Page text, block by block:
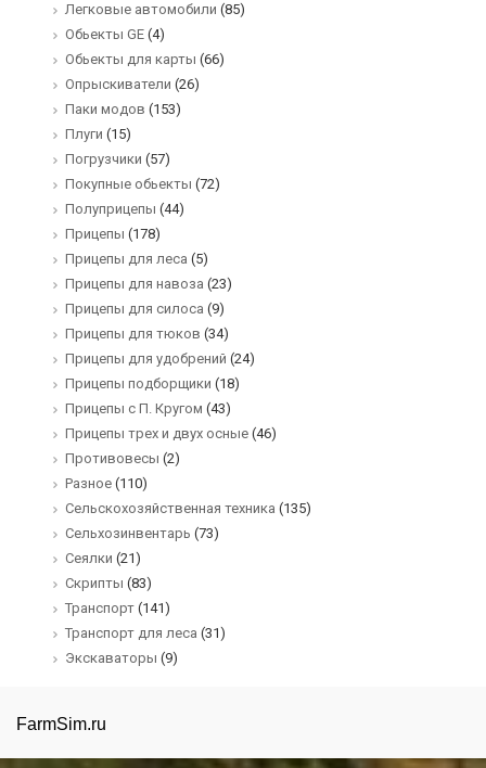
Легковые автомобили (85)
Обьекты GE (4)
Обьекты для карты (66)
Опрыскиватели (26)
Паки модов (153)
Плуги (15)
Погрузчики (57)
Покупные обьекты (72)
Полуприцепы (44)
Прицепы (178)
Прицепы для леса (5)
Прицепы для навоза (23)
Прицепы для силоса (9)
Прицепы для тюков (34)
Прицепы для удобрений (24)
Прицепы подборщики (18)
Прицепы с П. Кругом (43)
Прицепы трех и двух осные (46)
Противовесы (2)
Разное (110)
Сельскохозяйственная техника (135)
Сельхозинвентарь (73)
Сеялки (21)
Скрипты (83)
Транспорт (141)
Транспорт для леса (31)
Экскаваторы (9)
FarmSim.ru